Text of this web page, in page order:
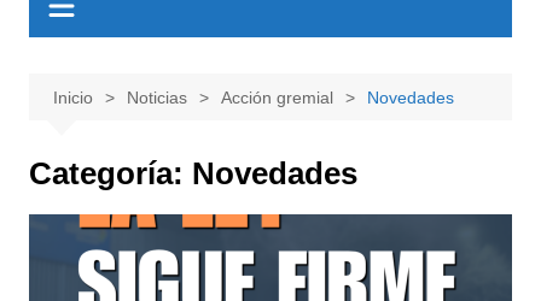
Inicio Noticias Acción gremial Novedades
Categoría: Novedades